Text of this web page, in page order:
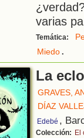
varias
Temática:
Miedo.
La
GRAVES,
DÍAZ
Edebé ,
Colección: El